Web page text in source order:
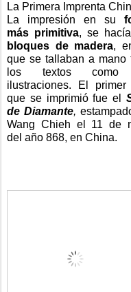
La Primera Imprenta
La impresión en su
más primitiva
bloques de madera,
que se tallaban a mano
los textos como
ilustraciones. El primer
que se imprimió fue el
de Diamante,
Wang Chieh el 11 de
del año 868, en China.